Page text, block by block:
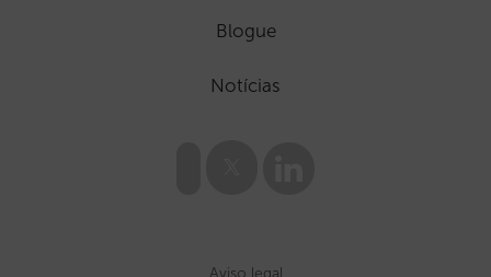
Blogue
Notícias
Aviso legal